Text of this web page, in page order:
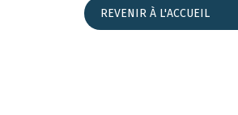
REVENIR À L'ACCUEIL